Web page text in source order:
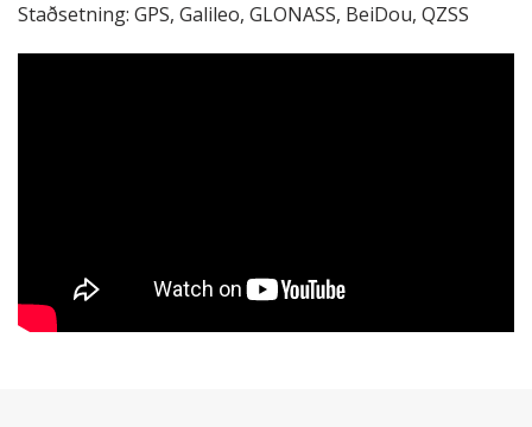
Staðsetning: GPS, Galileo, GLONASS, BeiDou, QZSS